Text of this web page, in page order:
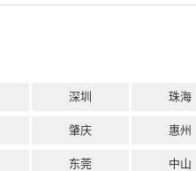
深圳 珠海
肇庆 惠州
东莞 中山